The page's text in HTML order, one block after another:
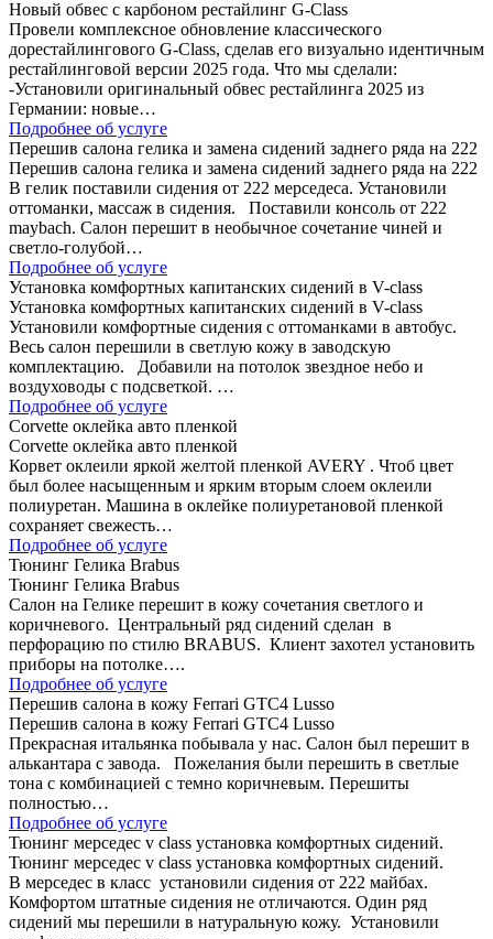
Новый обвес с карбоном рестайлинг G-Class
Провели комплексное обновление классического
дорестайлингового G-Class, сделав его визуально идентичным
рестайлинговой версии 2025 года. Что мы сделали:
-Установили оригинальный обвес рестайлинга 2025 из
Германии: новые…
Подробнее об услуге
Перешив салона гелика и замена сидений заднего ряда на 222
Перешив салона гелика и замена сидений заднего ряда на 222
В гелик поставили сидения от 222 мерседеса. Установили
оттоманки, массаж в сидения. Поставили консоль от 222
maybach. Салон перешит в необычное сочетание чиней и
светло-голубой…
Подробнее об услуге
Установка комфортных капитанских сидений в V-class
Установка комфортных капитанских сидений в V-class
Установили комфортные сидения с оттоманками в автобус.
Весь салон перешили в светлую кожу в заводскую
комплектацию. Добавили на потолок звездное небо и
воздуховоды с подсветкой. …
Подробнее об услуге
Corvette оклейка авто пленкой
Corvette оклейка авто пленкой
Корвет оклеили яркой желтой пленкой AVERY . Чтоб цвет
был более насыщенным и ярким вторым слоем оклеили
полиуретан. Машина в оклейке полиуретановой пленкой
сохраняет свежесть…
Подробнее об услуге
Тюнинг Гелика Brabus
Тюнинг Гелика Brabus
Салон на Гелике перешит в кожу сочетания светлого и
коричневого. Центральный ряд сидений сделан в
перфорацию по стилю BRABUS. Клиент захотел установить
приборы на потолке….
Подробнее об услуге
Перешив салона в кожу Ferrari GTC4 Lusso
Перешив салона в кожу Ferrari GTC4 Lusso
Прекрасная итальянка побывала у нас. Салон был перешит в
алькантара с завода. Пожелания были перешить в светлые
тона с комбинацией с темно коричневым. Перешиты
полностью…
Подробнее об услуге
Тюнинг мерседес v class установка комфортных сидений.
Тюнинг мерседес v class установка комфортных сидений.
В мерседес в класс установили сидения от 222 майбах.
Комфортом штатные сидения не отличаются. Один ряд
сидений мы перешили в натуральную кожу. Установили